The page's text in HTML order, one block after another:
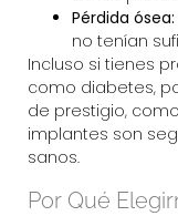
Pérdida ósea:
no tenían
Incluso si tienes
como diabetes,
de prestigio,
implantes son
sanos.
Por Qué